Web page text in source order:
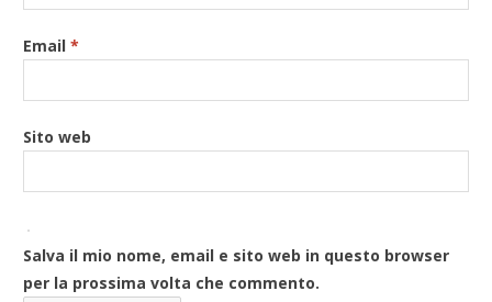
Email*
Sito web
Salva il mio nome, email e sito web in questo browser
per la prossima volta che commento.